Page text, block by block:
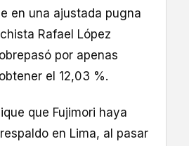
en una ajustada pugna
Rafael López
por apenas
el 12,03 %.
que Fujimori haya
en Lima, al pasar